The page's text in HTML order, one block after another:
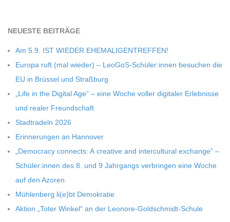
-
S
C
H
U
L
E
NEU­ESTE BEITRÄGE
Am 5.9. IST WIEDER EHEMALIGENTREFFEN!
Europa ruft (mal wie­der) – LeoGoS-Schüler:innen besu­chen die
EU in Brüs­sel und Straßburg
„Life in the Digi­tal Age“ – eine Woche vol­ler digi­ta­ler Erleb­nisse
und rea­ler Freundschaft
Stadt­ra­deln 2026
Erin­ne­run­gen an Hannover
„Demo­cracy con­nects: A crea­tive and inter­cul­tu­ral exch­ange” –
Schüler:innen des 8. und 9 Jahr­gangs ver­brin­gen eine Woche
auf den Azoren
Müh­len­berg li(e)bt Demokratie
Aktion „Toter Win­kel“ an der Leonore-Goldschmidt-Schule